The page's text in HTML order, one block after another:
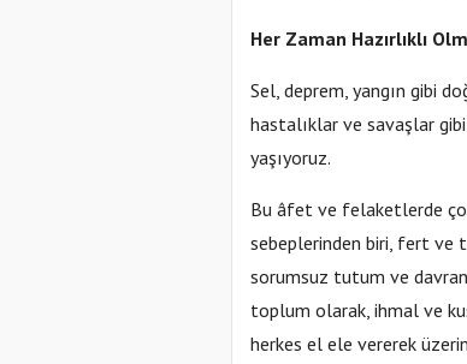
Her Zaman Hazırlıklı
Sel, deprem, yangın gibi
hastalıklar ve savaşlar
yaşıyoruz.
Bu âfet ve felaketlerde
sebeplerinden biri, fert ve
sorumsuz tutum ve
toplum olarak, ihmal ve
herkes el ele vererek